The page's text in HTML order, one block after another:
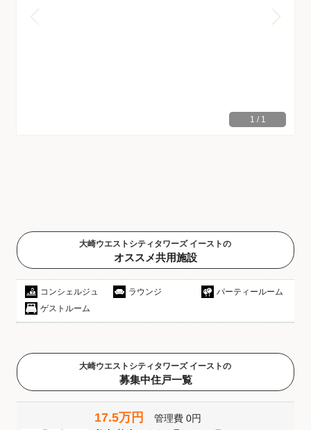
1 / 1
大崎ウエストシティタワーズ イーストの
オススメ共用施設
コンシェルジュ ラウンジ
パーティールーム
ゲストルーム
大崎ウエストシティタワーズ イーストの
募集中住戸一覧
17.5万円 管理費 0円